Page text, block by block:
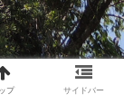
プ サイドバー